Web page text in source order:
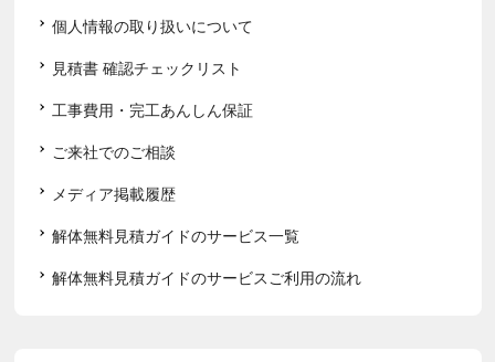
個人情報の取り扱いについて
見積書 確認チェックリスト
工事費用・完工あんしん保証
ご来社でのご相談
メディア掲載履歴
解体無料見積ガイドのサービス一覧
解体無料見積ガイドのサービスご利用の流れ